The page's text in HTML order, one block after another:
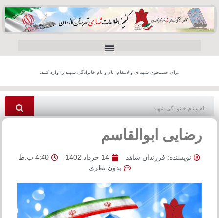
برای جستجوی شهدای والامقام، نام و نام خانوادگی شهید را وارد کنید.
رضایی ابوالقاسم
نویسنده: فرزندان شاهد 14 خرداد 1402
4:40 ب.ظ
بدون نظری